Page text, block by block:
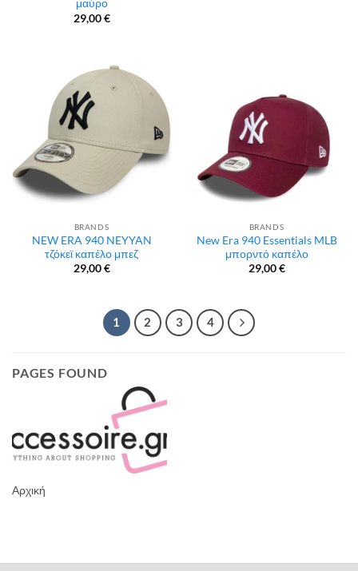
μαύρο
29,00€
BRANDS
NEW ERA 940 NEYYAN
τζόκεϊ καπέλο μπεζ
29,00€
BRANDS
New Era 940 Essentials MLB
μπορντό καπέλο
29,00€
1 2 3 4
PAGES FOUND
Αρχική